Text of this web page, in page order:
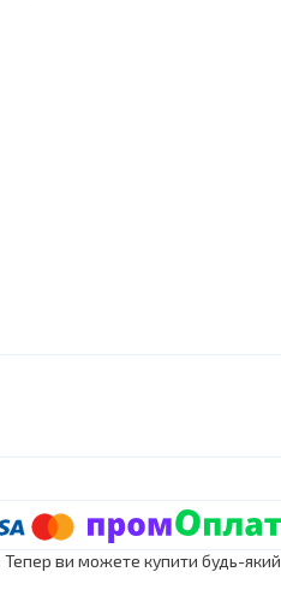
Тепер ви можете купити будь-який